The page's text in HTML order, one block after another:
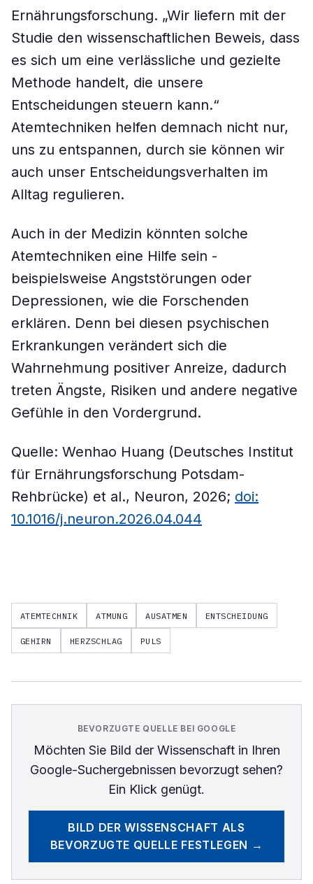
Ernährungsforschung. „Wir liefern mit der
Studie den wissenschaftlichen Beweis, dass
es sich um eine verlässliche und gezielte
Methode handelt, die unsere
Entscheidungen steuern kann.“
Atemtechniken helfen demnach nicht nur,
uns zu entspannen, durch sie können wir
auch unser Entscheidungsverhalten im
Alltag regulieren.
Auch in der Medizin könnten solche
Atemtechniken eine Hilfe sein -
beispielsweise Angststörungen oder
Depressionen, wie die Forschenden
erklären. Denn bei diesen psychischen
Erkrankungen verändert sich die
Wahrnehmung positiver Anreize, dadurch
treten Ängste, Risiken und andere negative
Gefühle in den Vordergrund.
Quelle: Wenhao Huang (Deutsches Institut
für Ernährungsforschung Potsdam-
Rehbrücke) et al., Neuron, 2026; doi:
10.1016/j.neuron.2026.04.044
ATEMTECHNIK ATMUNG AUSATMEN ENTSCHEIDUNG
GEHIRN HERZSCHLAG PULS
BEVORZUGTE QUELLE BEI GOOGLE
Möchten Sie Bild der Wissenschaftin Ihren
Google-Suchergebnissen bevorzugt sehen?
Ein Klick genügt.
BILD DER WISSENSCHAFT ALS
BEVORZUGTE QUELLE FESTLEGEN →